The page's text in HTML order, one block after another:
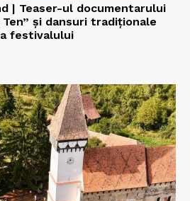
| Teaser-ul documentarului
şi dansuri tradiţionale
festivalului